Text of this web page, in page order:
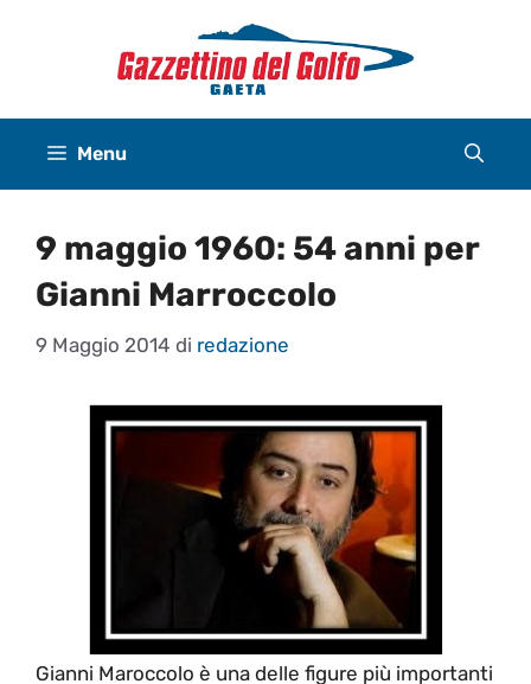
Menu
9 maggio 1960: 54 anni per
Gianni Marroccolo
9 Maggio 2014 di redazione
Gianni Maroccolo è una delle figure più importanti